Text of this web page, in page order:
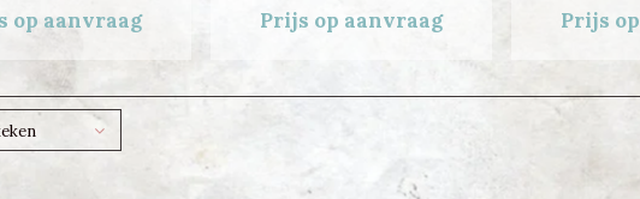
op aanvraag Prijs op aanvraag Prijs